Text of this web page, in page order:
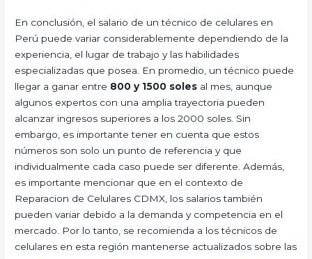
En conclusión, el salario de un técnico de celulares en
Perú puede variar considerablemente dependiendo de la
experiencia, el lugar de trabajo y las habilidades
especializadas que posea. En promedio, un técnico puede
llegar a ganar entre 800 y 1500 soles al mes, aunque
algunos expertos con una amplia trayectoria pueden
alcanzar ingresos superiores a los 2000 soles. Sin
embargo, es importante tener en cuenta que estos
números son solo un punto de referencia y que
individualmente cada caso puede ser diferente. Además,
es importante mencionar que en el contexto de
Reparacion de Celulares CDMX, los salarios también
pueden variar debido a la demanda y competencia en el
mercado. Por lo tanto, se recomienda a los técnicos de
celulares en esta región mantenerse actualizados sobre las